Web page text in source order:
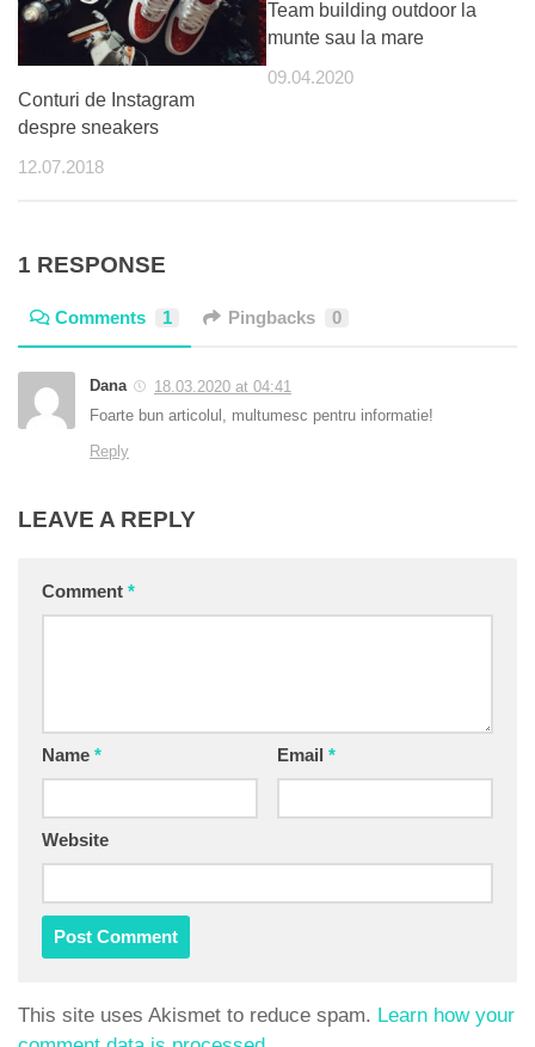
Conturi de Instagram
despre sneakers
12.07.2018
Team building outdoor la
munte sau la mare
09.04.2020
1 RESPONSE
Comments 1 Pingbacks 0
Dana
18.03.2020 at 04:41
Foarte bun articolul, multumesc pentru informatie!
Reply
LEAVE A REPLY
Comment *
Name * Email *
Website
This site uses Akismet to reduce spam. Learn how your